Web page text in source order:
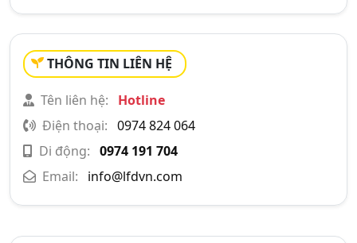
THÔNG TIN LIÊN HỆ
Tên liên hệ:
Hotline
Điện thoại: 0974 824 064
Di động: 0974 191 704
Email:
info@lfdvn.com